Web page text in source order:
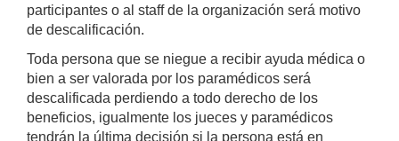
participantes o al staff de la organización será motivo
de descalificación.
Toda persona que se niegue a recibir ayuda médica o
bien a ser valorada por los paramédicos será
descalificada perdiendo a todo derecho de los
beneficios, igualmente los jueces y paramédicos
tendrán la última decisión si la persona está en